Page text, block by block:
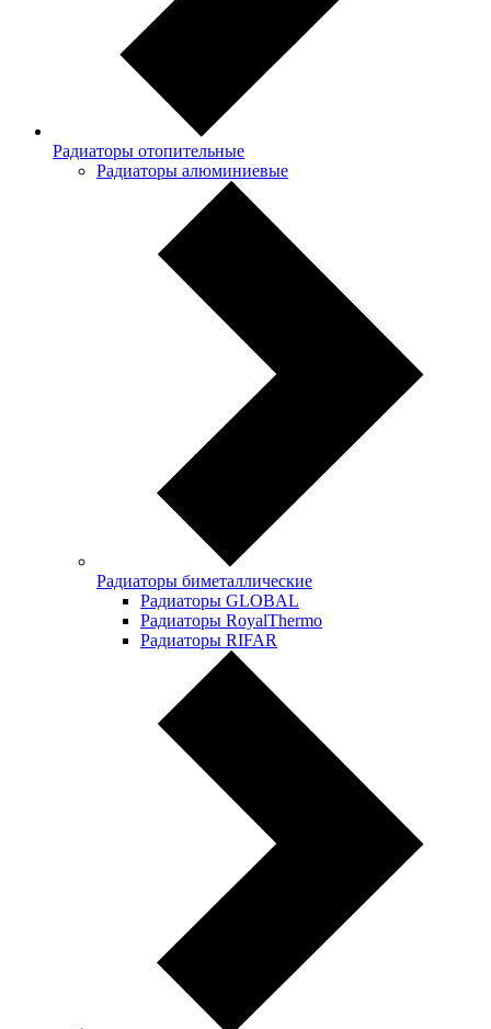
Радиаторы отопительные
Радиаторы алюминиевые
Радиаторы биметаллические
Радиаторы GLOBAL
Радиаторы RoyalThermo
Радиаторы RIFAR